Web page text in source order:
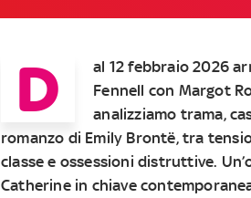
D al 12 febbraio 2026
Fennell con Margot
analizziamo trama,
romanzo di Emily Brontë, tra
classe e ossessioni distruttive.
Catherine in chiave